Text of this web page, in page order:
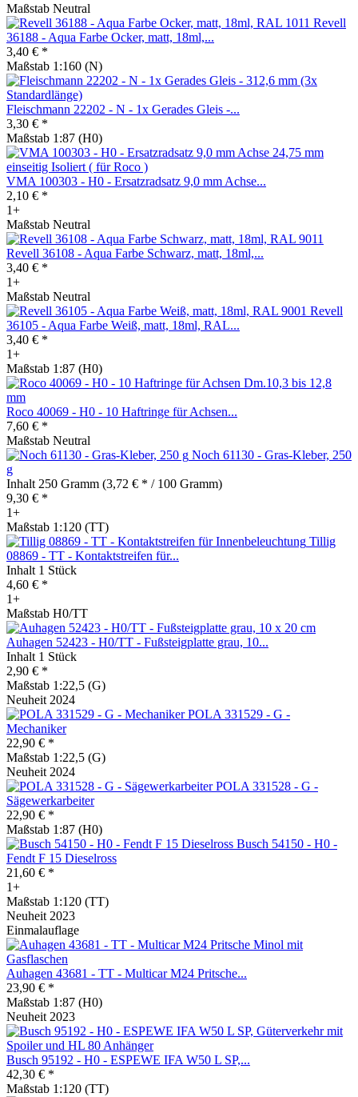
Maßstab Neutral
Revell
36188 - Aqua Farbe Ocker, matt, 18ml,...
3,40 € *
Maßstab 1:160 (N)
Fleischmann 22202 - N - 1x Gerades Gleis -...
3,30 € *
Maßstab 1:87 (H0)
VMA 100303 - H0 - Ersatzradsatz 9,0 mm Achse...
2,10 € *
1+
Maßstab Neutral
Revell 36108 - Aqua Farbe Schwarz, matt, 18ml,...
3,40 € *
1+
Maßstab Neutral
Revell
36105 - Aqua Farbe Weiß, matt, 18ml, RAL...
3,40 € *
1+
Maßstab 1:87 (H0)
Roco 40069 - H0 - 10 Haftringe für Achsen...
7,60 € *
Maßstab Neutral
Noch 61130 - Gras-Kleber, 250
g
Inhalt 250 Gramm (3,72 € * / 100 Gramm)
9,30 € *
1+
Maßstab 1:120 (TT)
Tillig
08869 - TT - Kontaktstreifen für...
Inhalt 1 Stück
4,60 € *
1+
Maßstab H0/TT
Auhagen 52423 - H0/TT - Fußsteigplatte grau, 10...
Inhalt 1 Stück
2,90 € *
Maßstab 1:22,5 (G)
Neuheit 2024
POLA 331529 - G -
Mechaniker
22,90 € *
Maßstab 1:22,5 (G)
Neuheit 2024
POLA 331528 - G -
Sägewerkarbeiter
22,90 € *
Maßstab 1:87 (H0)
Busch 54150 - H0 -
Fendt F 15 Dieselross
21,60 € *
1+
Maßstab 1:120 (TT)
Neuheit 2023
Einmalauflage
Auhagen 43681 - TT - Multicar M24 Pritsche...
23,90 € *
Maßstab 1:87 (H0)
Neuheit 2023
Busch 95192 - H0 - ESPEWE IFA W50 L SP,...
42,30 € *
Maßstab 1:120 (TT)